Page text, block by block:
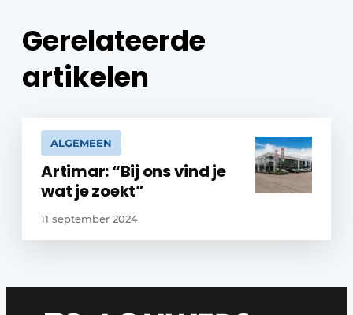
Gerelateerde
artikelen
ALGEMEEN
Artimar: “Bij ons vind je
wat je zoekt”
11 september 2024